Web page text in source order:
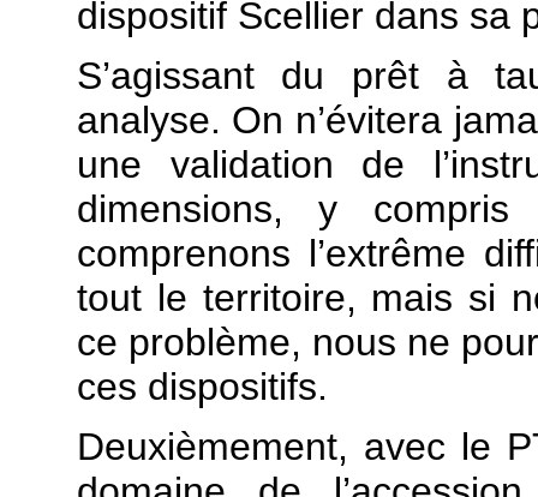
dispositif Scellier dans sa
S’agissant du prêt à
analyse. On n’évitera
une validation de
dimensions, y
comprenons l’extrême
tout le territoire, mais si
ce problème, nous ne
ces dispositifs.
Deuxièmement, avec le